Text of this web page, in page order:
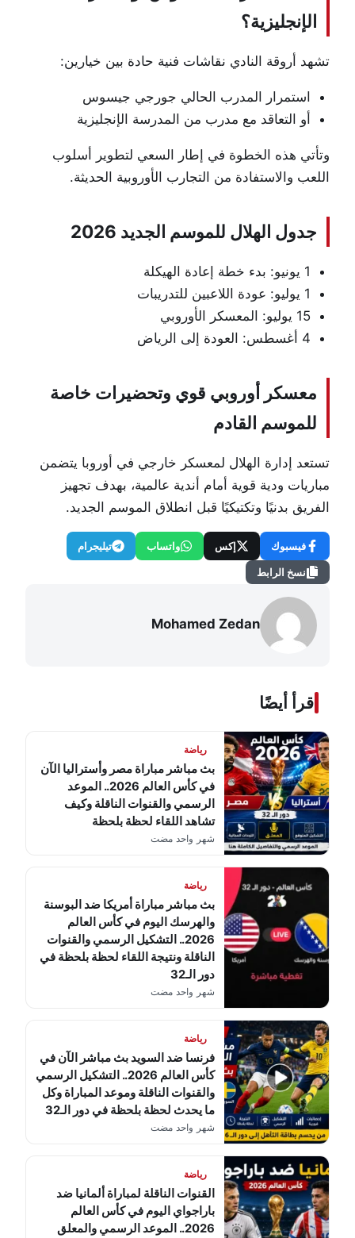
الإنجليزية؟
تشهد أروقة النادي نقاشات فنية حادة بين خيارين:
استمرار المدرب الحالي جورجي جيسوس
أو التعاقد مع مدرب من المدرسة الإنجليزية
وتأتي هذه الخطوة في إطار السعي لتطوير أسلوب
اللعب والاستفادة من التجارب الأوروبية الحديثة.
جدول الهلال للموسم الجديد 2026
1 يونيو: بدء خطة إعادة الهيكلة
1 يوليو: عودة اللاعبين للتدريبات
15 يوليو: المعسكر الأوروبي
4 أغسطس: العودة إلى الرياض
معسكر أوروبي قوي وتحضيرات خاصة
للموسم القادم
تستعد إدارة الهلال لمعسكر خارجي في أوروبا يتضمن
مباريات ودية قوية أمام أندية عالمية، بهدف تجهيز
الفريق بدنيًا وتكتيكيًا قبل انطلاق الموسم الجديد.
فيسبوك إكس واتساب تيليجرام
نسخ الرابط
Mohamed Zedan
اقرأ أيضًا
رياضة
بث مباشر مباراة مصر وأستراليا الآن
في كأس العالم 2026.. الموعد
الرسمي والقنوات الناقلة وكيف
تشاهد اللقاء لحظة بلحظة
شهر واحد مضت
رياضة
بث مباشر مباراة أمريكا ضد البوسنة
والهرسك اليوم في كأس العالم
2026.. التشكيل الرسمي والقنوات
الناقلة ونتيجة اللقاء لحظة بلحظة في
دور الـ32
شهر واحد مضت
رياضة
فرنسا ضد السويد بث مباشر الآن في
كأس العالم 2026.. التشكيل الرسمي
والقنوات الناقلة وموعد المباراة وكل
ما يحدث لحظة بلحظة في دور الـ32
شهر واحد مضت
رياضة
القنوات الناقلة لمباراة ألمانيا ضد
باراجواي اليوم في كأس العالم
2026.. الموعد الرسمي والمعلق